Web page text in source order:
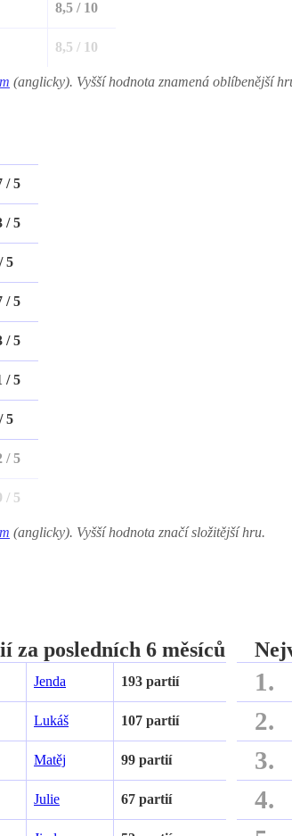
8,5 / 10
8,5 / 10
(anglicky). Vyšší hodnota znamená oblíbenější
/ 5
/ 5
5
/ 5
/ 5
/ 5
5
/ 5
/ 5
(anglicky). Vyšší hodnota značí složitější hru.
za posledních 6 měsíců
Jenda 193 partií
Lukáš 107 partií
Matěj 99 partií
Julie 67 partií
1.
2.
3.
4.